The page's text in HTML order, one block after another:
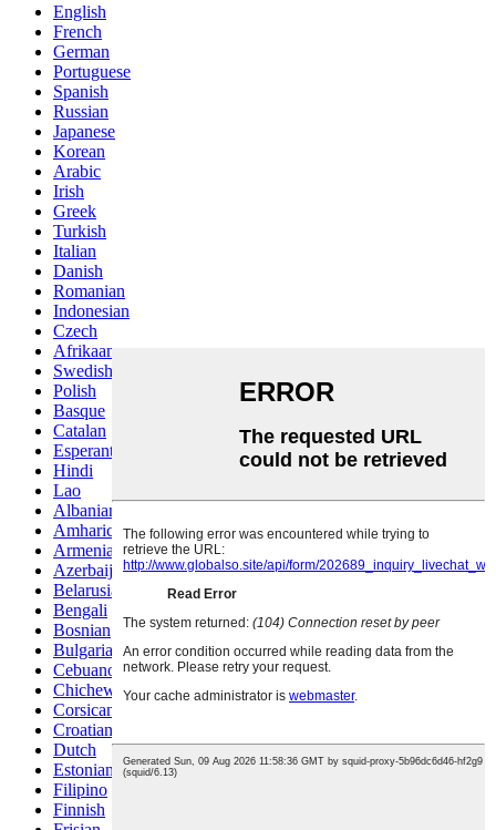
English
French
German
Portuguese
Spanish
Russian
Japanese
Korean
Arabic
Irish
Greek
Turkish
Italian
Danish
Romanian
Indonesian
Czech
Afrikaans
Swedish
Polish
Basque
Catalan
Esperanto
Hindi
Lao
Albanian
Amharic
Armenian
Azerbaijani
Belarusian
Bengali
Bosnian
Bulgarian
Cebuano
Chichewa
Corsican
Croatian
Dutch
Estonian
Filipino
Finnish